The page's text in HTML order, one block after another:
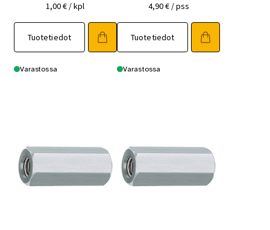
1,00€ / kpl
Tuotetiedot
Varastossa
4,90€ / pss
Tuotetiedot
Varastossa